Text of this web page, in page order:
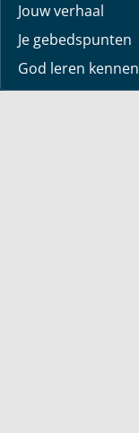
Jouw verhaal
Je gebedspunten
God leren kennen
Downloads